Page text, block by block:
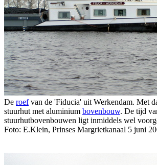
De roefvan de 'Fiducia' uit Werkendam. Met
stuurhut met aluminium bovenbouw. De tijd
stuurhutbovenbouwen ligt inmiddels wel
Foto: E.Klein, Prinses Margrietkanaal 5 juni